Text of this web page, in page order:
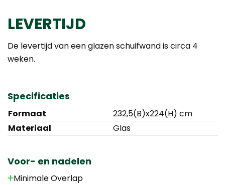
LEVERTIJD
De levertijd van een glazen schuifwand is circa 4
weken.
Specificaties
Formaat
232,5(B)x224(H) cm
Materiaal
Glas
Voor- en nadelen
Minimale Overlap